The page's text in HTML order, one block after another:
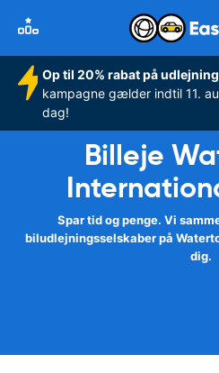
Op til 20% rabat på
kampagne gælder indtil 11.
dag!
Billeje
Spar tid og penge. Vi
biludlejningsselskaber på
dig.